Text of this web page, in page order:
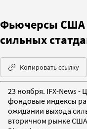
Фьючерсы США
сильных
Копировать ссылку
23 ноября. IFX-News
фондовые индексы
ожидании выхода
вторичном рынке США